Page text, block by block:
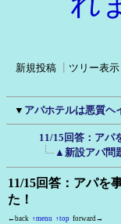
新規投稿 ツリー表示
▼ アパホテルは悪質ヘ
11/15回答：アパ
▲新設アパ問
11/15回答：アパを
た！
←back ↑menu ↑top forward→